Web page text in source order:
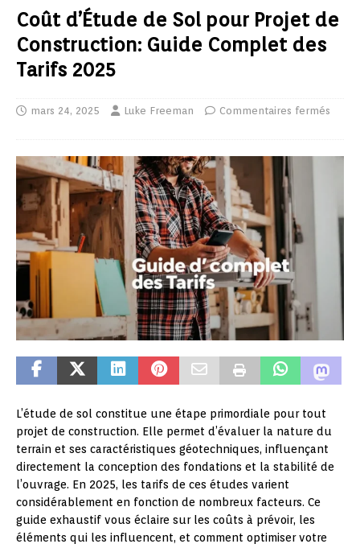
Coût d’Étude de Sol pour Projet de
Construction: Guide Complet des
Tarifs 2025
mars 24, 2025 Luke Freeman Commentaires fermés
L’étude de sol constitue une étape primordiale pour tout
projet de construction. Elle permet d’évaluer la nature du
terrain et ses caractéristiques géotechniques, influençant
directement la conception des fondations et la stabilité de
l’ouvrage. En 2025, les tarifs de ces études varient
considérablement en fonction de nombreux facteurs. Ce
guide exhaustif vous éclaire sur les coûts à prévoir, les
éléments qui les influencent, et comment optimiser votre